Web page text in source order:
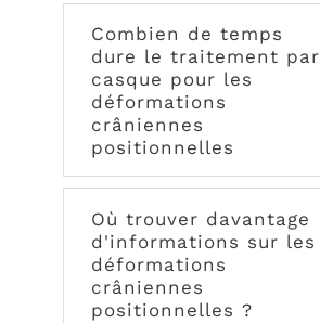
Combien de temps
dure le traitement par
casque pour les
déformations
crâniennes
positionnelles
Où trouver davantage
d'informations sur les
déformations
crâniennes
positionnelles ?